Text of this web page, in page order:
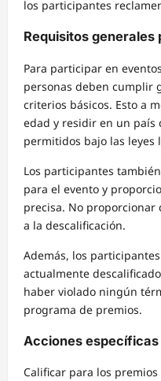
los participantes
Requisitos
Para participar en
personas deben cumplir
criterios básicos. Esto a
edad y residir en un país
permitidos bajo las leyes
Los participantes
para el evento y
precisa. No proporcionar
a la descalificación.
Además, los
actualmente
haber violado ningún
programa de premios.
Acciones
Calificar para los